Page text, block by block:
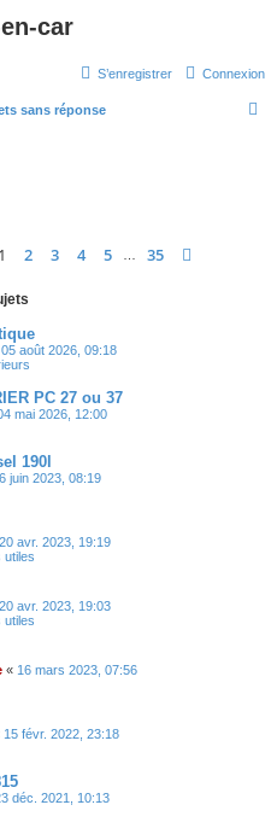
car
Connexion
S’enregistrer
sans réponse
1sur35
1 2 3 4 5 35
05 août 2026, 09:18
PC 27 ou 37
mai 2026, 12:00
190l
juin 2023, 08:19
20 avr. 2023, 19:19
utiles
20 avr. 2023, 19:03
utiles
« 16 mars 2023, 07:56
15 févr. 2022, 23:18
déc. 2021, 10:13